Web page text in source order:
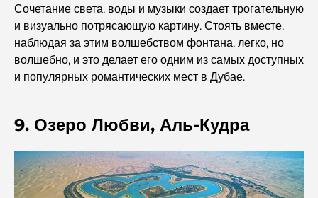
Чем заняться с детьми в Дубае: полный семейный
путеводитель
Лучшие пляжные курорты Дубая для роскошного
Романтические места в Дубае для незабываемых
Лучший отдых в Дубае: лучшие отели и курорты
Сочетание света, воды и музыки создает трогательную
и визуально потрясающую картину. Стоять вместе,
наблюдая за этим волшебством фонтана, легко, но
волшебно, и это делает его одним из самых доступных
и популярных романтических мест в Дубае.
9. Озеро Любви, Аль-Кудра